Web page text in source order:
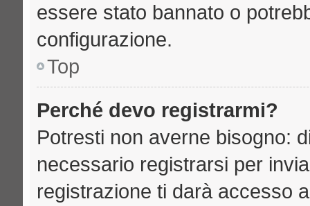
essere stato bannato o
configurazione.
Top
Perché devo registrarmi?
Potresti non averne bisogno:
necessario registrarsi per
registrazione ti darà accesso